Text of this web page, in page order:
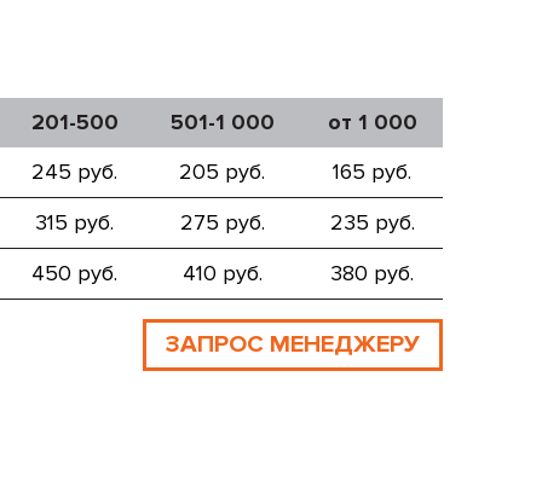
201-500 501-1 000
от 1 000
245 руб. 205 руб.
165 руб.
315 руб. 275 руб.
235 руб.
450 руб. 410 руб. 380 руб.
ЗАПРОС МЕНЕДЖЕРУ